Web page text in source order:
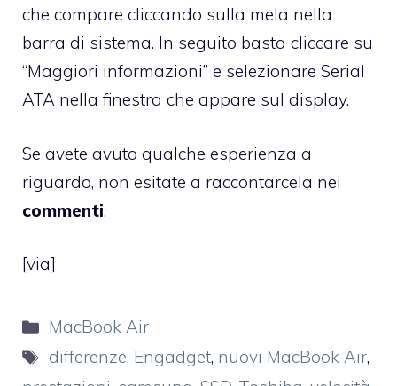
che compare cliccando sulla mela nella
barra di sistema. In seguito basta cliccare su
“Maggiori informazioni” e selezionare Serial
ATA nella finestra che appare sul display.
Se avete avuto qualche esperienza a
riguardo, non esitate a raccontarcela nei
commenti.
[via]
Categorie
MacBook Air
Tag
differenze, Engadget, nuovi MacBook Air,